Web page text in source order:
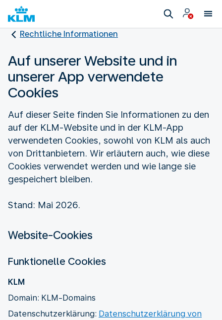
Rechtliche Informationen
Auf unserer Website und in
unserer App verwendete
Cookies
Auf dieser Seite finden Sie Informationen zu den
auf der KLM-Website und in der KLM-App
verwendeten Cookies, sowohl von KLM als auch
von Drittanbietern. Wir erläutern auch, wie diese
Cookies verwendet werden und wie lange sie
gespeichert bleiben.
Stand: Mai 2026.
Website-Cookies
Funktionelle Cookies
KLM
Domain: KLM-Domains
Datenschutzerklärung: Datenschutzerklärung von